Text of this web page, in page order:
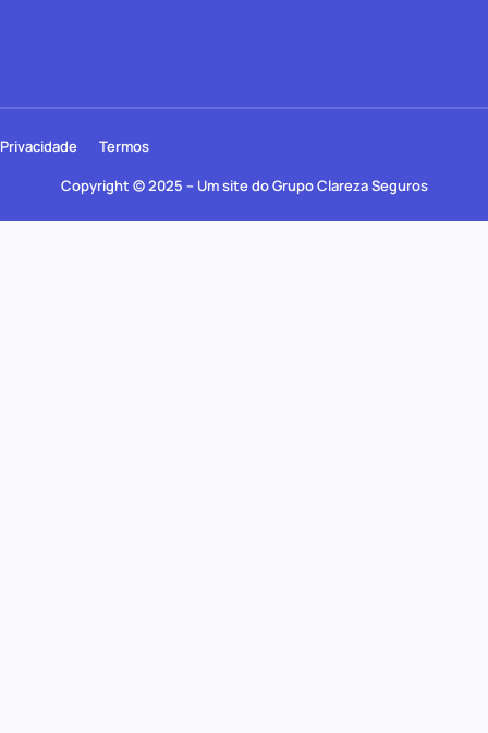
Copyright © 2025 – Um site do Grupo Clareza Seguros
Privacidade Termos